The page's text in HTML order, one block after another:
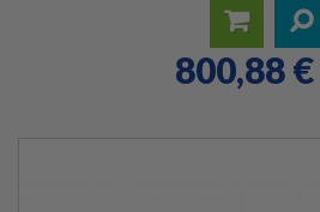
800,88 €
Ajouter
au